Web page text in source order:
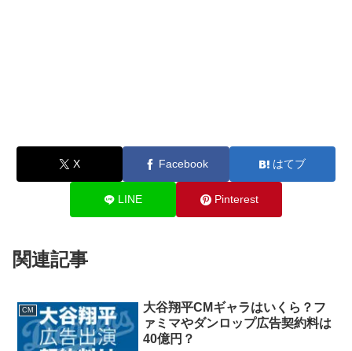
X Facebook はてブ
LINE Pinterest
関連記事
CM
大谷翔平CMギャラはいくら？フ
ァミマやダンロップ広告契約料は
40億円？